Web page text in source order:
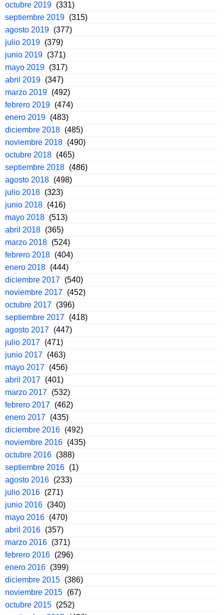
octubre 2019 (331)
septiembre 2019 (315)
agosto 2019 (377)
julio 2019 (379)
junio 2019 (371)
mayo 2019 (317)
abril 2019 (347)
marzo 2019 (492)
febrero 2019 (474)
enero 2019 (483)
diciembre 2018 (485)
noviembre 2018 (490)
octubre 2018 (465)
septiembre 2018 (486)
agosto 2018 (498)
julio 2018 (323)
junio 2018 (416)
mayo 2018 (513)
abril 2018 (365)
marzo 2018 (524)
febrero 2018 (404)
enero 2018 (444)
diciembre 2017 (540)
noviembre 2017 (452)
octubre 2017 (396)
septiembre 2017 (418)
agosto 2017 (447)
julio 2017 (471)
junio 2017 (463)
mayo 2017 (456)
abril 2017 (401)
marzo 2017 (532)
febrero 2017 (462)
enero 2017 (435)
diciembre 2016 (492)
noviembre 2016 (435)
octubre 2016 (388)
septiembre 2016 (1)
agosto 2016 (233)
julio 2016 (271)
junio 2016 (340)
mayo 2016 (470)
abril 2016 (357)
marzo 2016 (371)
febrero 2016 (296)
enero 2016 (399)
diciembre 2015 (386)
noviembre 2015 (67)
octubre 2015 (252)